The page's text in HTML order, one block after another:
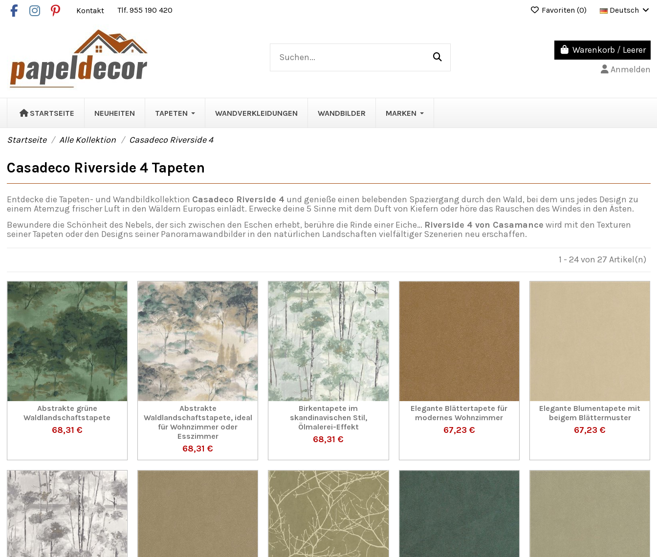
Kontakt Tlf. 955 190 420 Favoriten (0) Deutsch
Warenkorb / Leerer
Anmelden
STARTSEITE NEUHEITEN TAPETEN WANDVERKLEIDUNGEN WANDBILDER MARKEN
Startseite Alle Kollektion Casadeco Riverside 4
Casadeco Riverside 4 Tapeten
Entdecke die Tapeten- und Wandbildkollektion Casadeco Riverside 4 und genieße einen belebenden Spaziergang durch den Wald, bei dem uns jedes Design zu
einem Atemzug frischer Luft in den Wäldern Europas einlädt. Erwecke deine 5 Sinne mit dem Duft von Kiefern oder höre das Rauschen des Windes in den Ästen.
Bewundere die Schönheit des Nebels, der sich zwischen den Eschen erhebt, berühre die Rinde einer Eiche… Riverside 4 von Casamance wird mit den Texturen
seiner Tapeten oder den Designs seiner Panoramawandbilder in den natürlichen Landschaften vielfältiger Szenerien neu erschaffen.
1 - 24 von 27 Artikel(n)
Abstrakte grüne
Waldlandschaftstapete
68,31 €
Abstrakte
Waldlandschaftstapete, ideal
für Wohnzimmer oder
Esszimmer
68,31 €
Birkentapete im
skandinavischen Stil,
Ölmalerei-Effekt
68,31 €
Elegante Blättertapete für
modernes Wohnzimmer
67,23 €
Elegante Blumentapete mit
beigem Blättermuster
67,23 €